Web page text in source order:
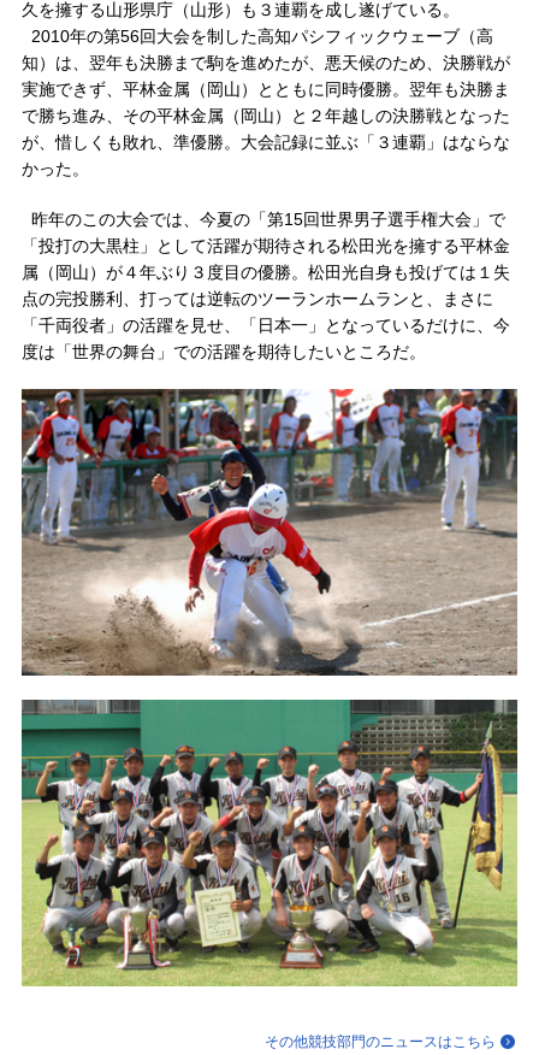
久を擁する山形県庁（山形）も３連覇を成し遂げている。
2010年の第56回大会を制した高知パシフィックウェーブ（高
知）は、翌年も決勝まで駒を進めたが、悪天候のため、決勝戦が
実施できず、平林金属（岡山）とともに同時優勝。翌年も決勝ま
で勝ち進み、その平林金属（岡山）と２年越しの決勝戦となった
が、惜しくも敗れ、準優勝。大会記録に並ぶ「３連覇」はならな
かった。
昨年のこの大会では、今夏の「第15回世界男子選手権大会」で
「投打の大黒柱」として活躍が期待される松田光を擁する平林金
属（岡山）が４年ぶり３度目の優勝。松田光自身も投げては１失
点の完投勝利、打っては逆転のツーランホームランと、まさに
「千両役者」の活躍を見せ、「日本一」となっているだけに、今
度は「世界の舞台」での活躍を期待したいところだ。
その他競技部門のニュースはこちら